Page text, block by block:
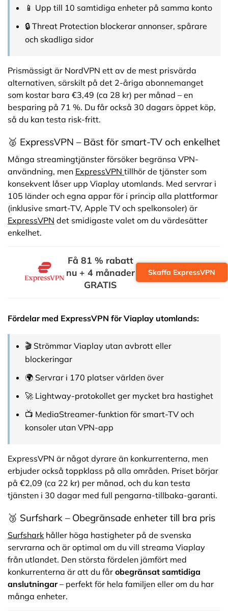
📱 Upp till 10 samtidiga enheter på samma konto
🔒 Threat Protection blockerar annonser, spårare
och skadliga sidor
Prismässigt är NordVPN ett av de mest prisvärda
alternativen, särskilt på det 2-åriga abonnemanget
som kostar bara €3,49 (ca 28 kr) per månad – en
besparing på 71 %. Du får också 30 dagars öppet köp,
så du kan testa risk-fritt.
🥈 ExpressVPN – Bäst för smart-TV och enkelhet
Många streamingtjänster försöker begränsa VPN-
användning, men ExpressVPN tillhör de tjänster som
konsekvent låser upp Viaplay utomlands. Med servrar i
105 länder och egna appar för i princip alla plattformar
(inklusive smart-TV, Apple TV och spelkonsoler) är
ExpressVPN det smidigaste valet om du värdesätter
enkelhet.
Få 81 % rabatt
nu + 4 månader
GRATIS
Skaffa ExpressVPN
Fördelar med ExpressVPN för Viaplay utomlands:
🎬 Strömmar Viaplay utan avbrott eller
blockeringar
🌍 Servrar i 170 platser världen över
🚀 Lightway-protokollet ger mycket bra hastighet
📺 MediaStreamer-funktion för smart-TV och
konsoler utan VPN-app
ExpressVPN är något dyrare än konkurrenterna, men
erbjuder också toppklass på alla områden. Priset börjar
på €2,09 (ca 22 kr) per månad, och du kan testa
tjänsten i 30 dagar med full pengarna-tillbaka-garanti.
🥉 Surfshark – Obegränsade enheter till bra pris
Surfshark håller höga hastigheter på de svenska
servrarna och är optimal om du vill streama Viaplay
från utlandet. Den största fördelen jämfört med
konkurrenterna är att du får obegränsat samtidiga
anslutningar– perfekt för hela familjen eller om du har
många enheter.